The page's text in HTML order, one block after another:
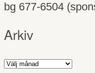
bg 677-6504
Arkiv
Arkiv